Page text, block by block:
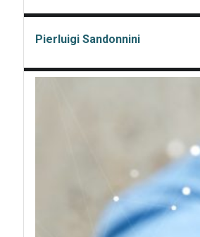
Pierluigi Sandonnini